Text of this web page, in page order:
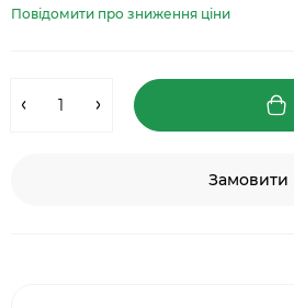
Повідомити про зниження ціни
Замовити